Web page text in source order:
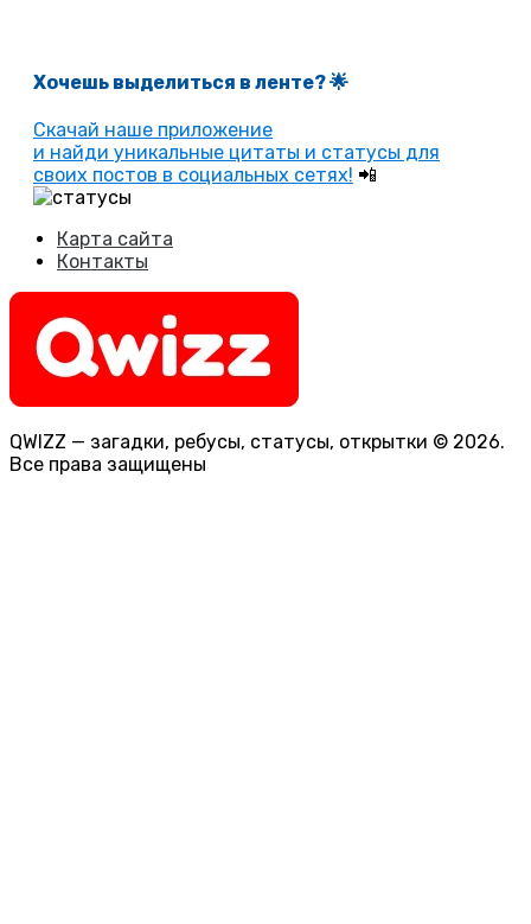
Хочешь выделиться в ленте? 🌟
Скачай наше приложение
и найди уникальные цитаты и статусы для
своих постов в социальных сетях! 📲
Карта сайта
Контакты
QWIZZ — загадки, ребусы, статусы, открытки © 2026.
Все права защищены